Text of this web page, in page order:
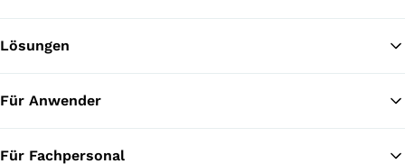
Lösungen
Für Anwender
Für Fachpersonal